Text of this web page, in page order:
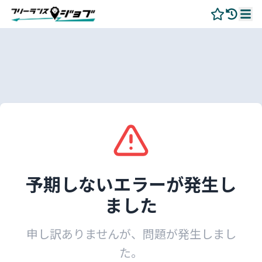
予期しないエラーが発生し
ました
申し訳ありませんが、問題が発生しまし
た。